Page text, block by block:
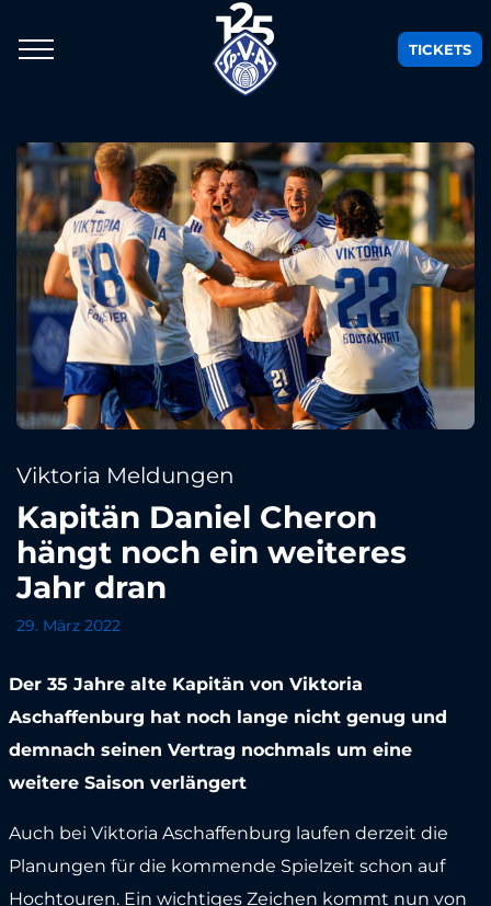
TICKETS
Viktoria Meldungen
Kapitän Daniel Cheron
hängt noch ein weiteres
Jahr dran
29. März 2022
Der 35 Jahre alte Kapitän von Viktoria
Aschaffenburg hat noch lange nicht genug und
demnach seinen Vertrag nochmals um eine
weitere Saison verlängert
Auch bei Viktoria Aschaffenburg laufen derzeit die
Planungen für die kommende Spielzeit schon auf
Hochtouren. Ein wichtiges Zeichen kommt nun von